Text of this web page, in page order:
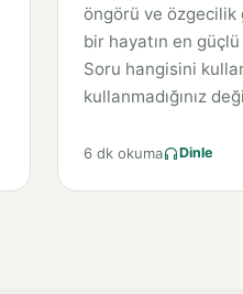
öngörü ve özgecilik
bir hayatın en güçlü
Soru hangisini
kullanmadığınız
6 dk okuma Dinle